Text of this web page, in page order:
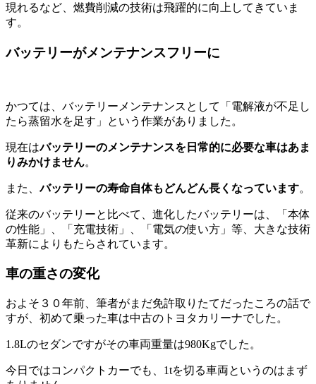
現れるなど、燃費削減の技術は飛躍的に向上してきていま
す。
バッテリーがメンテナンスフリーに
かつては、バッテリーメンテナンスとして「電解液が不足し
たら蒸留水を足す」という作業がありました。
現在はバッテリーのメンテナンスを日常的に必要な車はあま
りみかけません。
また、バッテリーの寿命自体もどんどん長くなっています。
従来のバッテリーと比べて、進化したバッテリーは、「本体
の性能」、「充電技術」、「電気の使い方」等、大きな技術
革新によりもたらされています。
車の重さの変化
およそ３０年前、筆者がまだ免許取りたてだったころの話で
すが、初めて乗った車は中古のトヨタカリーナでした。
1.8Lのセダンですがその車両重量は980Kgでした。
今日ではコンパクトカーでも、1tを切る車両というのはまず